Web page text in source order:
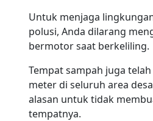
Untuk menjaga
polusi, Anda dilarang
bermotor saat berkeliling.
Tempat sampah juga
meter di seluruh area
alasan untuk tidak
tempatnya.